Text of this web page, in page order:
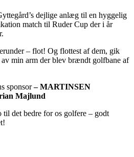
dejlige anlæg til en hyggelig
match til Ruder Cup der i år
– flot! Og flottest af dem, gik
min arm der blev brændt golfbane af
sponsor– MARTINSEN
Majlund
det bedre for os golfere – godt